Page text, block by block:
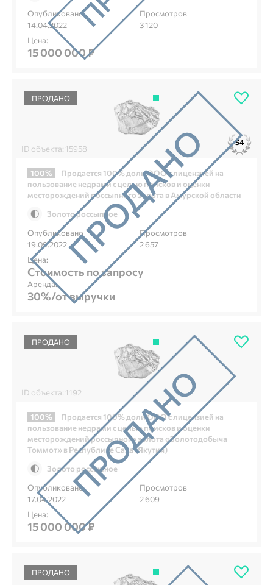
Опубликовано
14.04.2022
Просмотров
3 120
Цена:
15 000 000 ₽
ПРОДАНО
ID объекта: 15958
54
100%
Продается 100% доли ООО с лицензией на
пользование недрами с целью поисков и оценки
месторождений россыпного золота в Амурской области
Золото россыпное
Опубликовано
19.09.2022
Просмотров
2 657
Цена:
Стоимость по запросу
Аренда:
30%/от выручки
ПРОДАНО
ID объекта: 1192
100%
Продается 100% доли ООО с лицензией на
пользование недрами с целью поисков и оценки
месторождений россыпного золота «Золотодобыча
Томмот» в Республике Саха (Якутия)
Золото россыпное
Опубликовано
17.04.2022
Просмотров
2 609
Цена:
15 000 000 ₽
ПРОДАНО